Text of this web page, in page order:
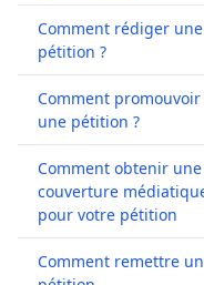
Comment rédiger une
pétition ?
Comment promouvoir
une pétition ?
Comment obtenir une
couverture
pour votre pétition
Comment remettre